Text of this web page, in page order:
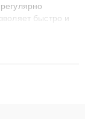
быстро и
решают